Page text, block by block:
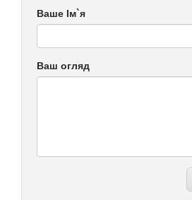
Ваше Ім`я
Ваш огляд